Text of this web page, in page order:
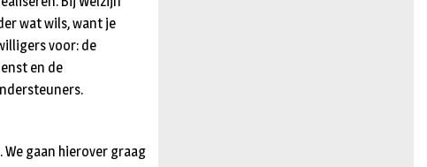
wat wils, want je
voor: de
en de
gaan hierover graag